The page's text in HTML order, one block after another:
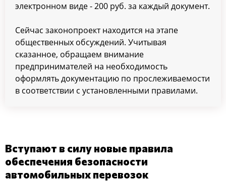
электронном виде - 200 руб. за каждый документ.
Сейчас законопроект находится на этапе
общественных обсуждений. Учитывая
сказанное, обращаем внимание
предпринимателей на необходимость
оформлять документацию по прослеживаемости
в соответствии с установленными правилами.
Вступают в силу новые правила
обеспечения безопасности
автомобильных перевозок